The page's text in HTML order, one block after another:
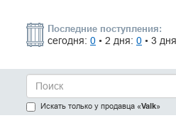
Последние поступления:
сегодня: 0 • 2 дня: 0 • 3
Искать только у продавца «Valk»